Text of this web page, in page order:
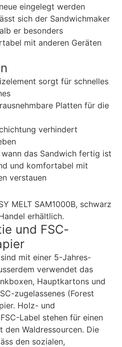
eingelegt werden
sich der Sandwichmaker
er besonders
mit anderen Geräten
sorgt für schnelles
Platten für die
verhindert
das Sandwich fertig ist
und komfortabel mit
verstauen
MELT SAM1000B, schwarz
erhältlich.
und FSC-
mit einer 5-Jahres-
verwendet das
Hauptkartons und
zugelassenes (Forest
Holz- und
Label stehen für einen
den Waldressourcen. Die
den sozialen,